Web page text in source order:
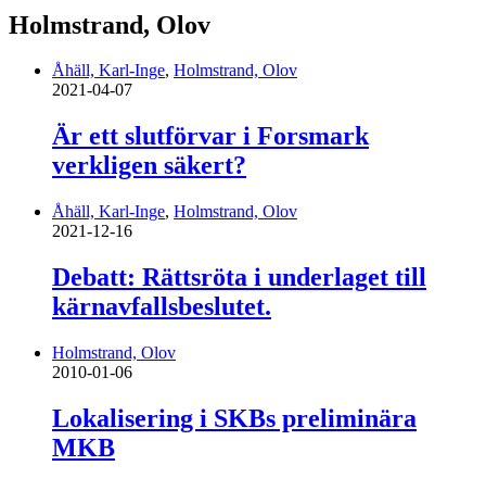
Holmstrand, Olov
Åhäll, Karl-Inge, Holmstrand, Olov
2021-04-07
Är ett slutförvar i Forsmark
verkligen säkert?
Åhäll, Karl-Inge, Holmstrand, Olov
2021-12-16
Debatt: Rättsröta i underlaget till
kärnavfallsbeslutet.
Holmstrand, Olov
2010-01-06
Lokalisering i SKBs preliminära
MKB